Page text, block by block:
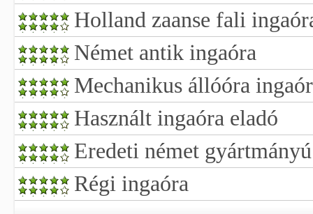
Holland zaanse fali
Német antik ingaóra
Mechanikus állóóra
Használt ingaóra eladó
Eredeti német
Régi ingaóra